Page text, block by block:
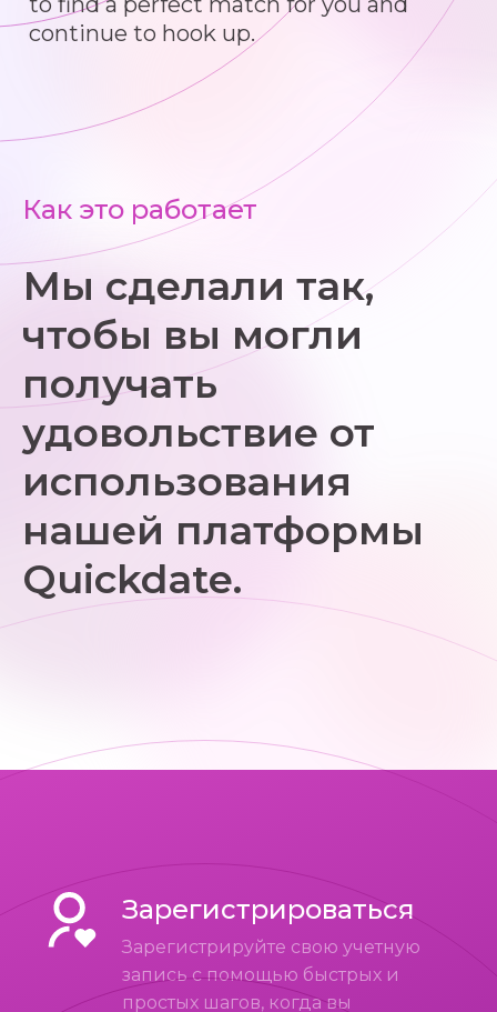
continue to hook up.
Как это работает
Мы сделали так,
чтобы вы могли
получать
удовольствие от
использования
нашей платформы
Quickdate.
Зарегистрироваться
Зарегистрируйте свою учетную
запись с помощью быстрых и
простых шагов, когда вы